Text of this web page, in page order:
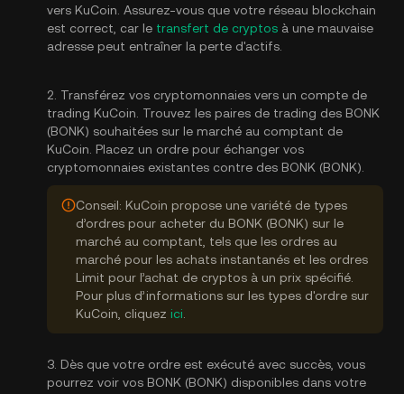
vers KuCoin. Assurez-vous que votre réseau blockchain
est correct, car le transfert de cryptos à une mauvaise
adresse peut entraîner la perte d'actifs.
2. Transférez vos cryptomonnaies vers un compte de
trading KuCoin. Trouvez les paires de trading des BONK
(BONK) souhaitées sur le marché au comptant de
KuCoin. Placez un ordre pour échanger vos
cryptomonnaies existantes contre des BONK (BONK).
Conseil: KuCoin propose une variété de types
d’ordres pour acheter du BONK (BONK) sur le
marché au comptant, tels que les ordres au
marché pour les achats instantanés et les ordres
Limit pour l’achat de cryptos à un prix spécifié.
Pour plus d’informations sur les types d'ordre sur
KuCoin, cliquez ici
3. Dès que votre ordre est exécuté avec succès, vous
pourrez voir vos BONK (BONK) disponibles dans votre